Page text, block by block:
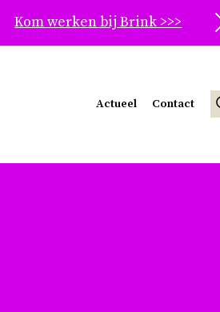
Kom werken bij Brink >>>
Actueel Contact